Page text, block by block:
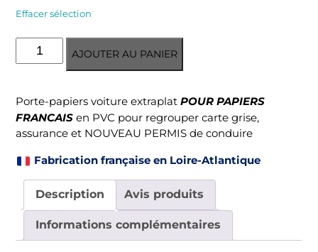
Porte-papiers voiture extraplatPOUR PAPIERS
FRANCAISen PVC pour regrouper carte grise,
assurance et NOUVEAU PERMIS de conduire
Fabrication française en Loire-Atlantique
Effacer sélection
quantité
de
papiers
voiture
Nouveau
Vernis
AJOUTER AU PANIER
Description
Avis produits
Informations complémentaires